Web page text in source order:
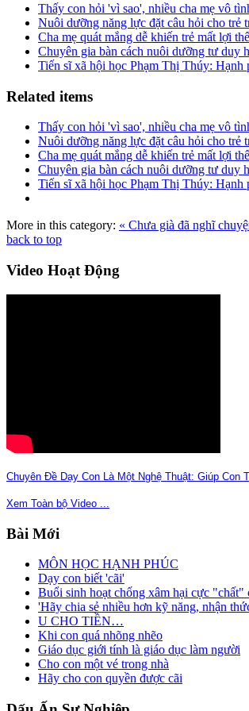
Thấy con hỏi 'vì sao', nhiều cha mẹ vô
Nuôi dưỡng năng lực đặt câu hỏi cho trẻ
Cha mẹ quát mắng dễ khiến trẻ mất lợi
Chuyên gia bàn cách nuôi dưỡng tư duy
Tiến sĩ xã hội học Phạm Thị Thúy: Hạnh
Related items
Thấy con hỏi 'vì sao', nhiều cha mẹ vô
Nuôi dưỡng năng lực đặt câu hỏi cho trẻ
Cha mẹ quát mắng dễ khiến trẻ mất lợi
Chuyên gia bàn cách nuôi dưỡng tư duy
Tiến sĩ xã hội học Phạm Thị Thúy: Hạnh
More in this category: « Chưa già đã nghĩ
back to top
Video Hoạt Động
Chuyên Đề Dạy Con Là Một Nghệ Thuật: Giúp Con
Xem Toàn bộ Video ...
Bài Mới
MÔN HỌC HẠNH PHÚC
Dạy con biết 'cãi'
Buổi sinh hoạt chống xâm hại cực "chất"
'Hãy chia sẻ nhiều hơn kỹ năng, nhận
U CHO TIỀN…
Khi con quá nhõng nhẽo
Giáo dục giới tính là giáo dục làm người
Cho con một vé trong nhà
Hãy cho con quyền được cãi